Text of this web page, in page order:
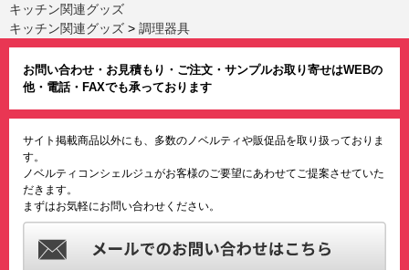
キッチン関連グッズ
キッチン関連グッズ > 調理器具
お問い合わせ・お見積もり・ご注文・サンプルお取り寄せはWEBの
他・電話・FAXでも承っております
サイト掲載商品以外にも、多数のノベルティや販促品を取り扱っておりま
す。
ノベルティコンシェルジュがお客様のご要望にあわせてご提案させていた
だきます。
まずはお気軽にお問い合わせください。